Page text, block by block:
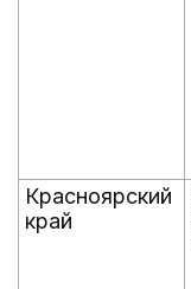
Красноярский
край